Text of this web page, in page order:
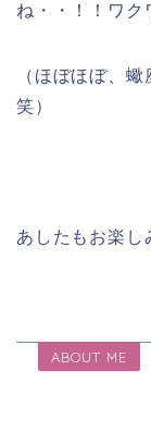
ね・・！！ワク
（ほぼほぼ、
笑）
あしたもお楽し
ABOUT ME